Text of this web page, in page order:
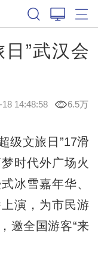
日”武汉会
18 14:48:58 6.5万
文旅日”17滑
时代外广场火
冰雪嘉年华、
演，为市民游
邀全国游客“来